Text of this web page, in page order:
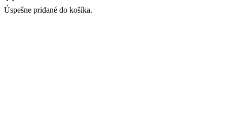
Úspešne pridané do košíka.